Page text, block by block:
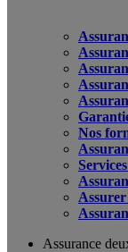
Nos
Assurance